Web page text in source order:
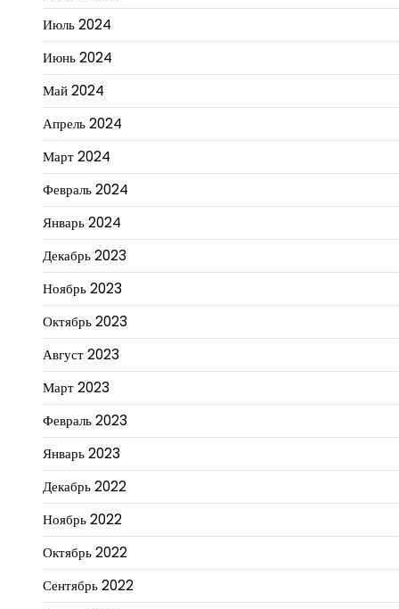
Июль 2024
Июнь 2024
Май 2024
Апрель 2024
Март 2024
Февраль 2024
Январь 2024
Декабрь 2023
Ноябрь 2023
Октябрь 2023
Август 2023
Март 2023
Февраль 2023
Январь 2023
Декабрь 2022
Ноябрь 2022
Октябрь 2022
Сентябрь 2022